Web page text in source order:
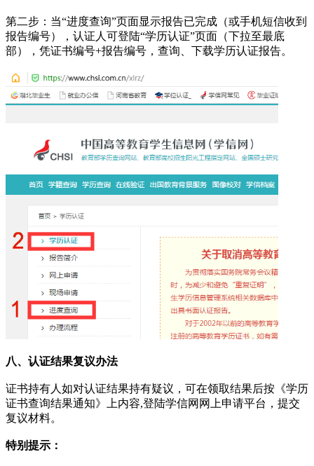
第二步：当“进度查询”页面显示报告已完成（或手机短信收到
报告编号），认证人可登陆“学历认证”页面（下拉至最底
部），凭证书编号+报告编号，查询、下载学历认证报告。
八、认证结果复议办法
证书持有人如对认证结果持有疑议，可在领取结果后按《学历
证书查询结果通知》上内容,登陆学信网网上申请平台，提交
复议材料。
特别提示：